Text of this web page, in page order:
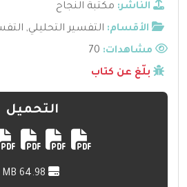
الناشر: مكتبة النجاح
الأقسام: التفسير التحليلي,
مشاهدات:
بلّغ عن كتاب
التحميل